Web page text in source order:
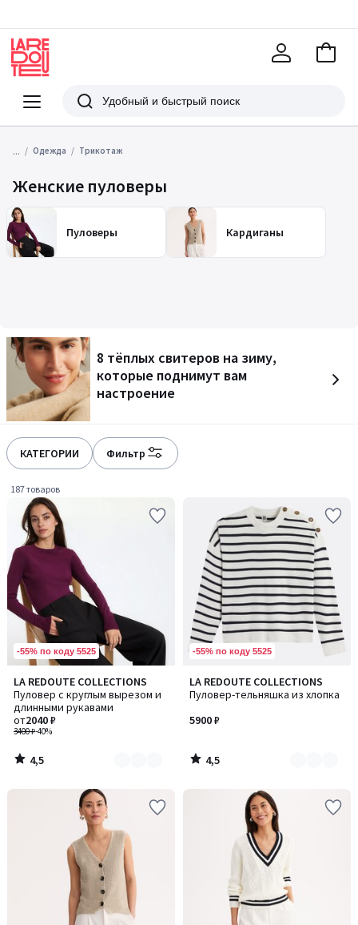
Меню
Redoute
Поиск
В
... Одежда Трикотаж
Женские пуловеры
Пуловеры Кардиганы
8 тёплых свитеров на зиму,
которые поднимут вам
настроение
КАТЕГОРИИ Фильтр
187 товаров
-55% по коду 5525
LA REDOUTE COLLECTIONS
Пуловер с круглым вырезом и
длинными рукавами
3400 ₽-40%
от2040 ₽
4,5
/ 5
Количество
цветов:
4
4,5
/
-55% по коду 5525
LA REDOUTE COLLECTIONS
Пуловер-тельняшка из хлопка
5900 ₽
4,5
/ 5
Количество
цветов:
2
4,5
/